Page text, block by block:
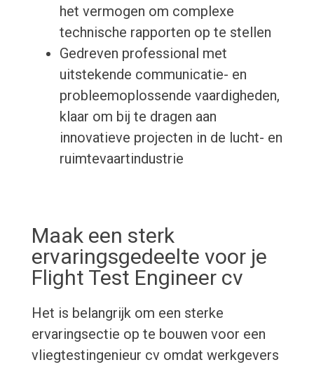
het vermogen om complexe
technische rapporten op te stellen
Gedreven professional met
uitstekende communicatie- en
probleemoplossende vaardigheden,
klaar om bij te dragen aan
innovatieve projecten in de lucht- en
ruimtevaartindustrie
Maak een sterk
ervaringsgedeelte voor je
Flight Test Engineer cv
Het is belangrijk om een sterke
ervaringsectie op te bouwen voor een
vliegtestingenieur cv omdat werkgevers